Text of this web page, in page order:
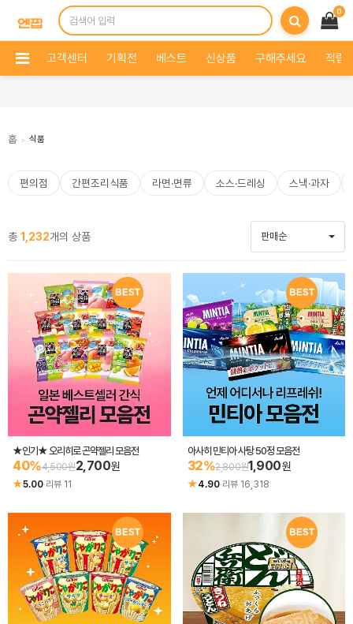
0
고객센터 기획전 베스트 신상품 구해주세요 적립
홈 > 식품
편의점 간편조리식품 라면·면류 소스·드레싱 스낵·과자
총 1,232개의 상품 판매순
★인기★ 오리히로 곤약젤리 모음전
40%4,500원2,700원
★5.00·리뷰 11
아사히 민티아 사탕 50정 모음전
32%2,800원1,900원
★4.90·리뷰 16,318